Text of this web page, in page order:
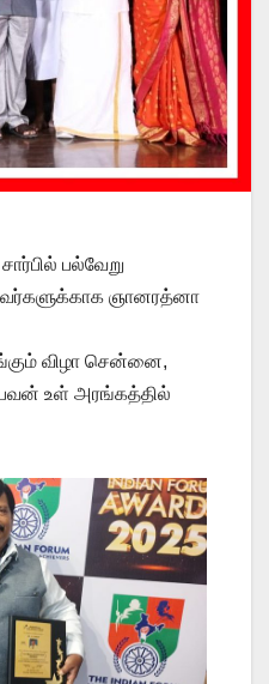
பல்வேறு
ஞானரத்னா
விழா சென்னை,
பவன் உள் அரங்கத்தில்